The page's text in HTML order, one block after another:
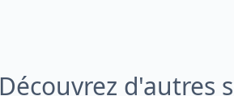
Découvrez d'autres